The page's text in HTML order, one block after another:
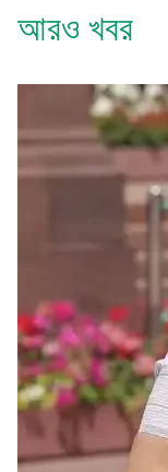
আরও খবর